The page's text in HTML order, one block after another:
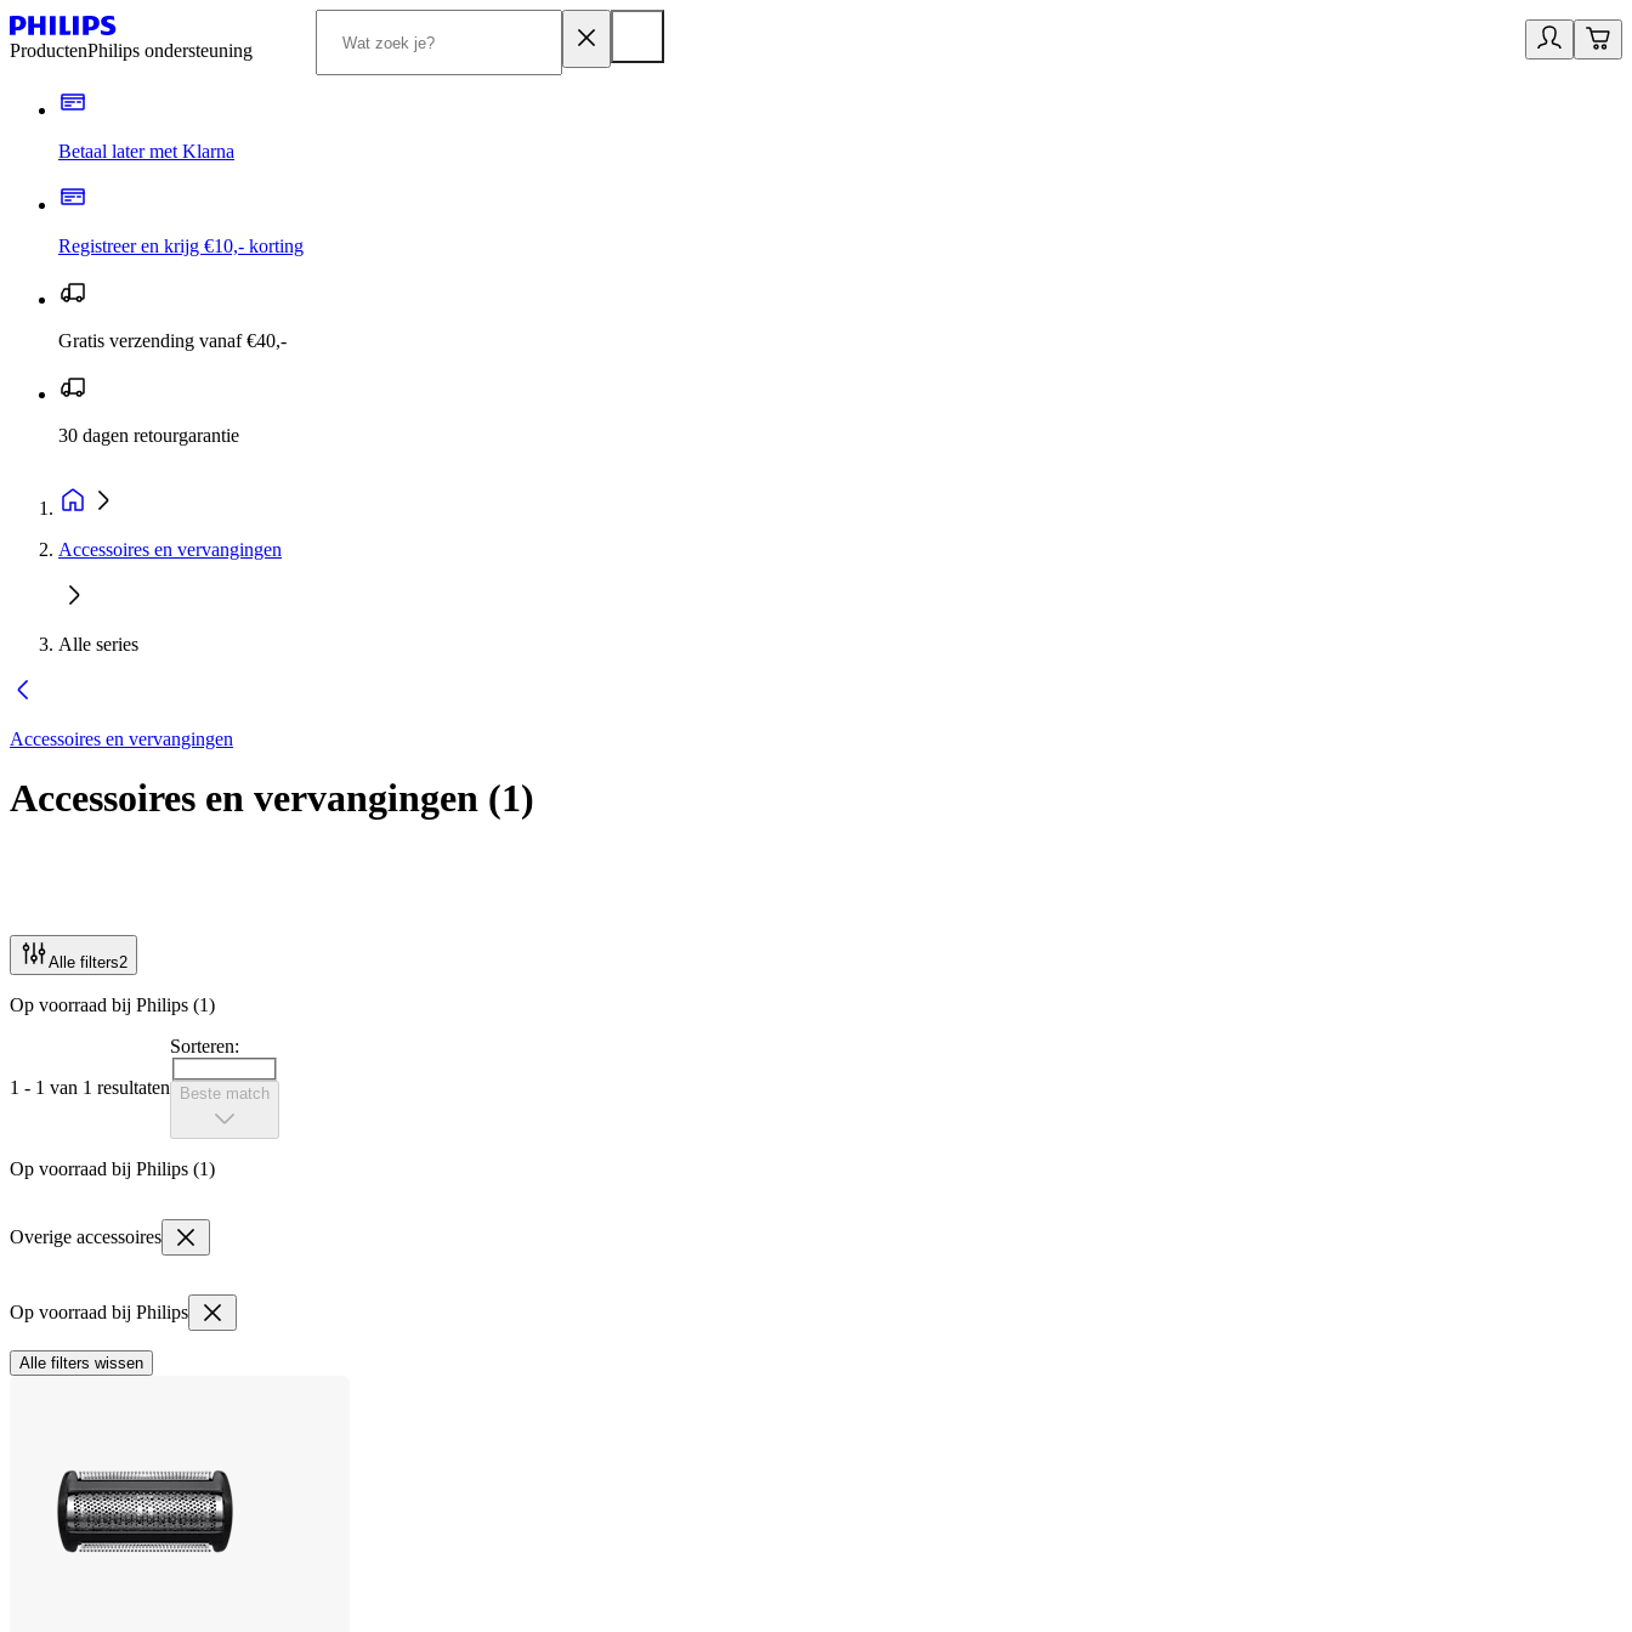
ProductenPhilips ondersteuning
Betaal later met Klarna
Registreer en krijg €10,- korting
Gratis verzending vanaf €40,-
30 dagen retourgarantie
Accessoires en vervangingen
Alle series
Accessoires en vervangingen
Accessoires en vervangingen (1)
Alle filters2
Op voorraad bij Philips (1)
1 - 1 van 1 resultaten
Sorteren:
Beste match
Op voorraad bij Philips (1)
Overige accessoires
Op voorraad bij Philips
Alle filters wissen